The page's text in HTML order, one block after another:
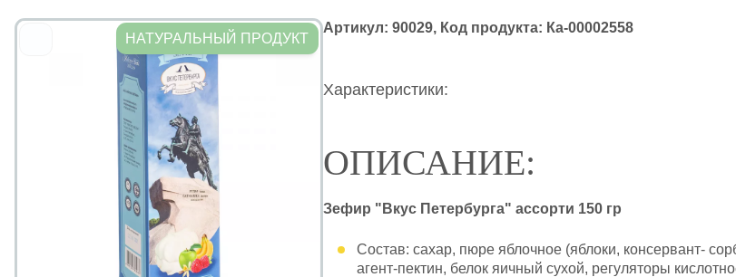
НАТУРАЛЬНЫЙ ПРОДУКТ
Артикул: 90029, Код продукта: Ка-00002558
Характеристики:
ОПИСАНИЕ:
Зефир "Вкус Петербурга" ассорти 150 гр
Состав: сахар, пюре яблочное (яблоки, консервант-
агент-пектин, белок яичный сухой, регуляторы